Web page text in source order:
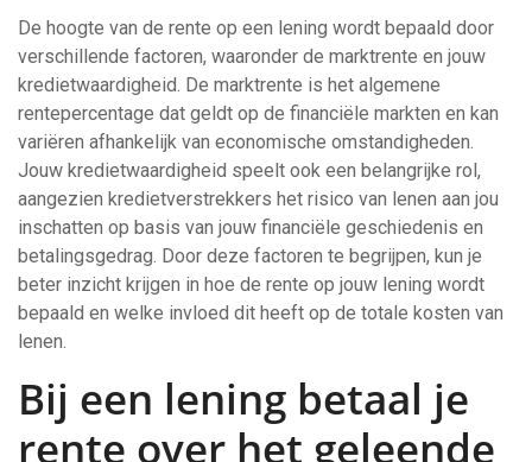
De hoogte van de rente op een lening wordt bepaald door
verschillende factoren, waaronder de marktrente en jouw
kredietwaardigheid. De marktrente is het algemene
rentepercentage dat geldt op de financiële markten en kan
variëren afhankelijk van economische omstandigheden.
Jouw kredietwaardigheid speelt ook een belangrijke rol,
aangezien kredietverstrekkers het risico van lenen aan jou
inschatten op basis van jouw financiële geschiedenis en
betalingsgedrag. Door deze factoren te begrijpen, kun je
beter inzicht krijgen in hoe de rente op jouw lening wordt
bepaald en welke invloed dit heeft op de totale kosten van
lenen.
Bij een lening betaal je
rente over het geleende